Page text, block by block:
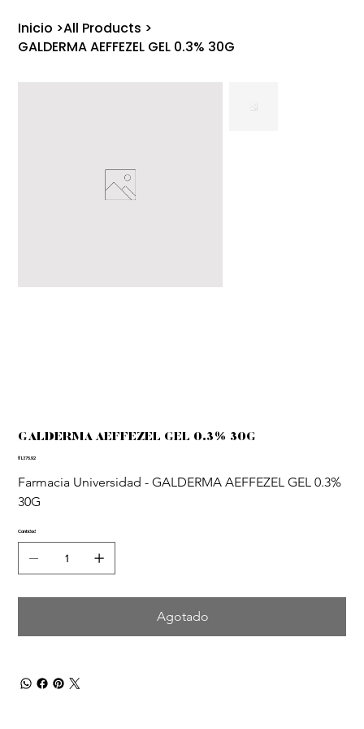
Inicio >All Products >
GALDERMA AEFFEZEL GEL 0.3% 30G
GALDERMA AEFFEZEL GEL 0.3% 30G
Precio
$1,376.92
Farmacia Universidad - GALDERMA AEFFEZEL GEL 0.3%
30G
Cantidad
Agotado